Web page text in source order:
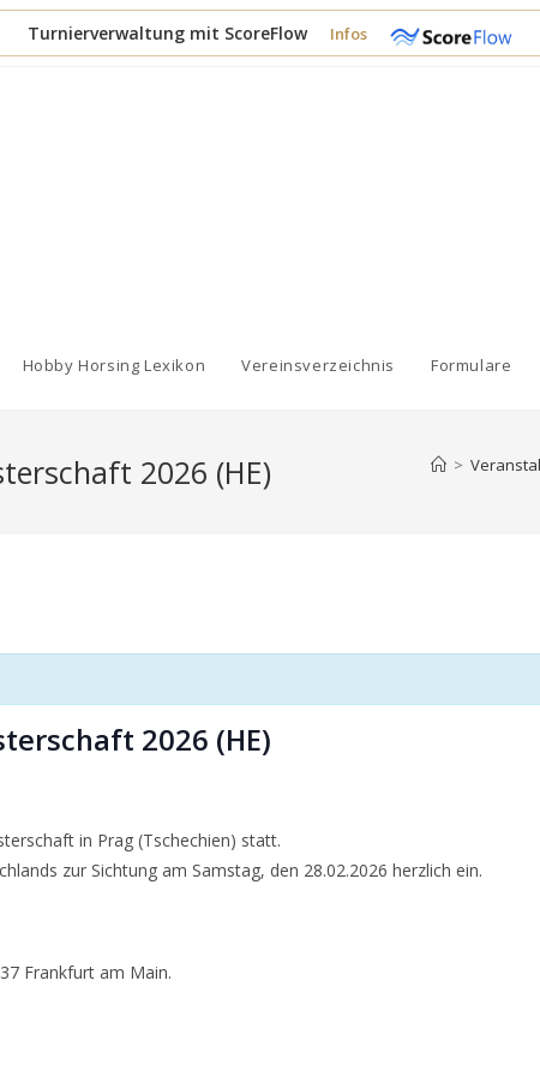
Turnierverwaltung mit ScoreFlow Infos
Hobby Horsing Lexikon Vereinsverzeichnis Formulare
2026 (HE) >
2026 (HE)
in Prag (Tschechien) statt.
zur Sichtung am Samstag, den 28.02.2026 herzlich ein.
Frankfurt am Main.